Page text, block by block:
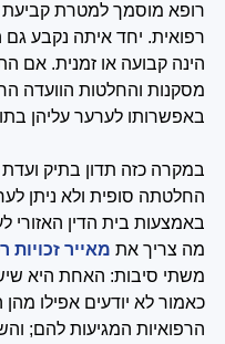
רופא מוסמך למטרת קביעת
רפואית. יחד איתה נקבע
הינה קבועה או זמנית. אם
מסקנות והחלטות הוועדה
באפשרותו לערער עליהן בתוך 60
במקרה כזה תדון בתיק
החלטתה סופית ולא ניתן
באמצעות בית הדין האזורי
מה צריך את מאייר זכויות
משתי סיבות: האחת היא
כאמור לא יודעים אפילו מהן
הרפואיות המגיעות להם;